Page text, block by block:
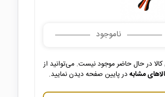
ناموجود
کالا در حال حاضر موجود نیست. می‌توانید از
مشابهدر پایین صفحه دیدن نمایید.